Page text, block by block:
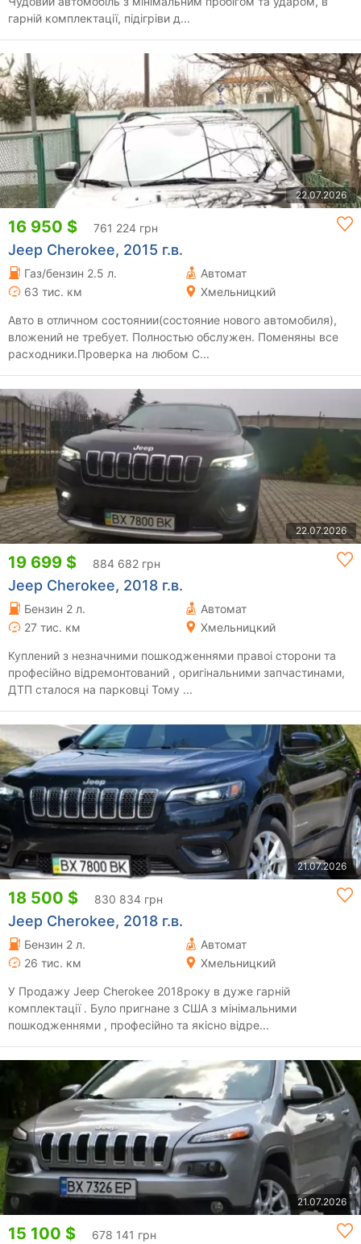
гарній комплектації, підігріви д...
22.07.2026
16 950 $ 761 224 грн
Jeep Cherokee, 2015 г.в.
Газ/бензин 2.5 л.
Автомат
63 тис. км
Хмельницкий
Авто в отличном состоянии(состояние нового автомобиля),
вложений не требует. Полностью обслужен. Поменяны все
расходники.Проверка на любом С...
22.07.2026
19 699 $ 884 682 грн
Jeep Cherokee, 2018 г.в.
Бензин 2 л.
Автомат
27 тис. км
Хмельницкий
Куплений з незначними пошкодженнями правоі сторони та
професійно відремонтований , оригінальними запчастинами,
ДТП сталося на парковці Тому ...
21.07.2026
18 500 $ 830 834 грн
Jeep Cherokee, 2018 г.в.
Бензин 2 л.
Автомат
26 тис. км
Хмельницкий
У Продажу Jeep Cherokee 2018року в дуже гарній
комплектації . Було пригнане з США з мінімальними
пошкодженнями , професійно та якісно відре...
21.07.2026
15 100 $ 678 141 грн